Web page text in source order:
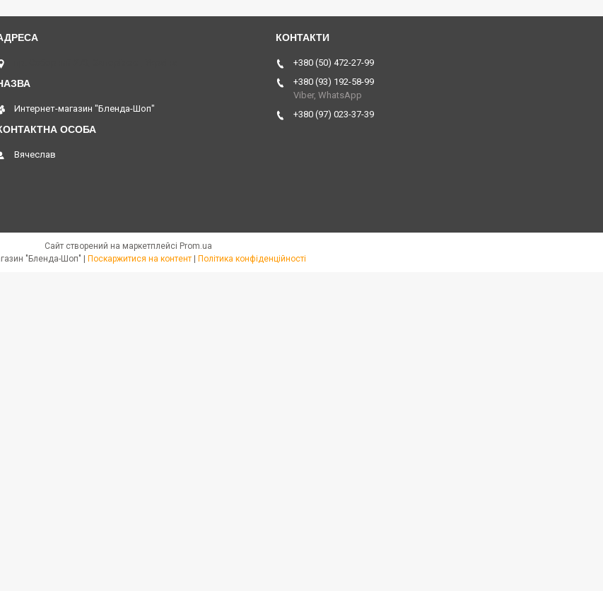
Интернет-магазин "Бленда-Шоп"
Вячеслав
+380 (50) 472-27-99
+380 (93) 192-58-99
Viber, WhatsApp
+380 (97) 023-37-39
Сайт створений на маркетплейсі Prom.ua
Поскаржитися на контент Політика конфіденційності